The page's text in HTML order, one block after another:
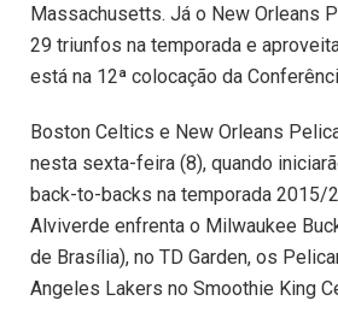
Massachusetts. Já o New Orleans
29 triunfos na temporada e
está na 12ª colocação da
Boston Celtics e New Orleans
nesta sexta-feira (8), quando
back-to-backs na temporada 2015/
Alviverde enfrenta o Milwaukee
de Brasília), no TD Garden, os
Angeles Lakers no Smoothie King